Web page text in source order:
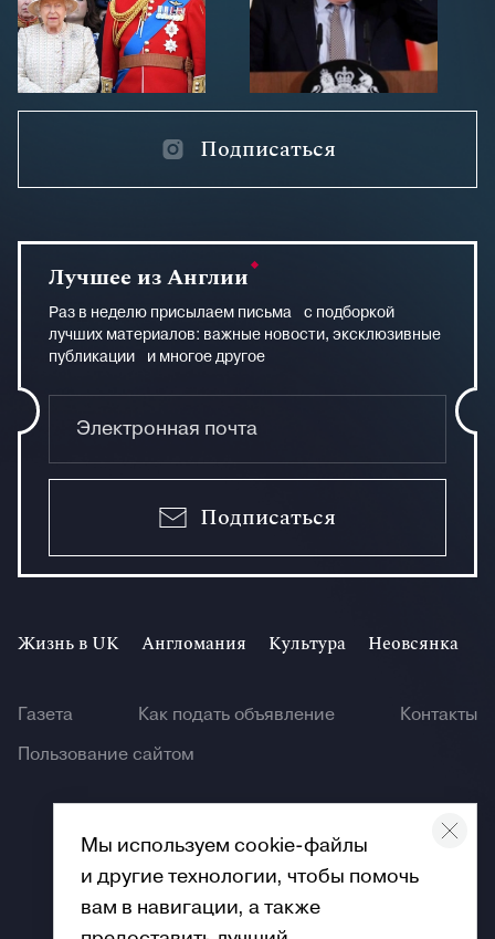
Подписаться
Лучшее из Англии
Раз в неделю присылаем письма с подборкой
лучших материалов: важные новости, эксклюзивные
публикации и многое другое
Подписаться
Жизнь в UK Англомания Культура Неовсянка
Газета Как подать объявление
Контакты
Пользование сайтом
© Angliya 2026
Мы используем cookie-файлы
и другие технологии, чтобы помочь
вам в навигации, а также